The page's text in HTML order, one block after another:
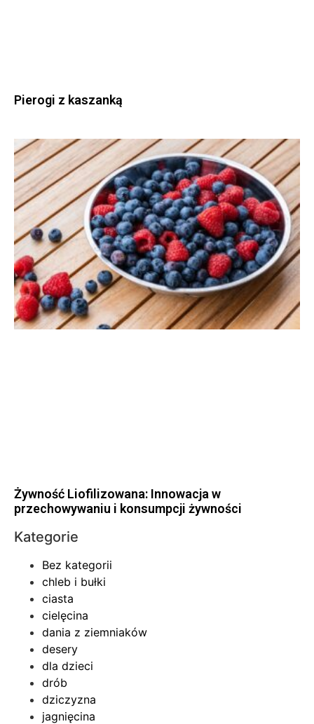
Pierogi z kaszanką
Żywność Liofilizowana: Innowacja w
przechowywaniu i konsumpcji żywności
Kategorie
Bez kategorii
chleb i bułki
ciasta
cielęcina
dania z ziemniaków
desery
dla dzieci
drób
dziczyzna
jagnięcina